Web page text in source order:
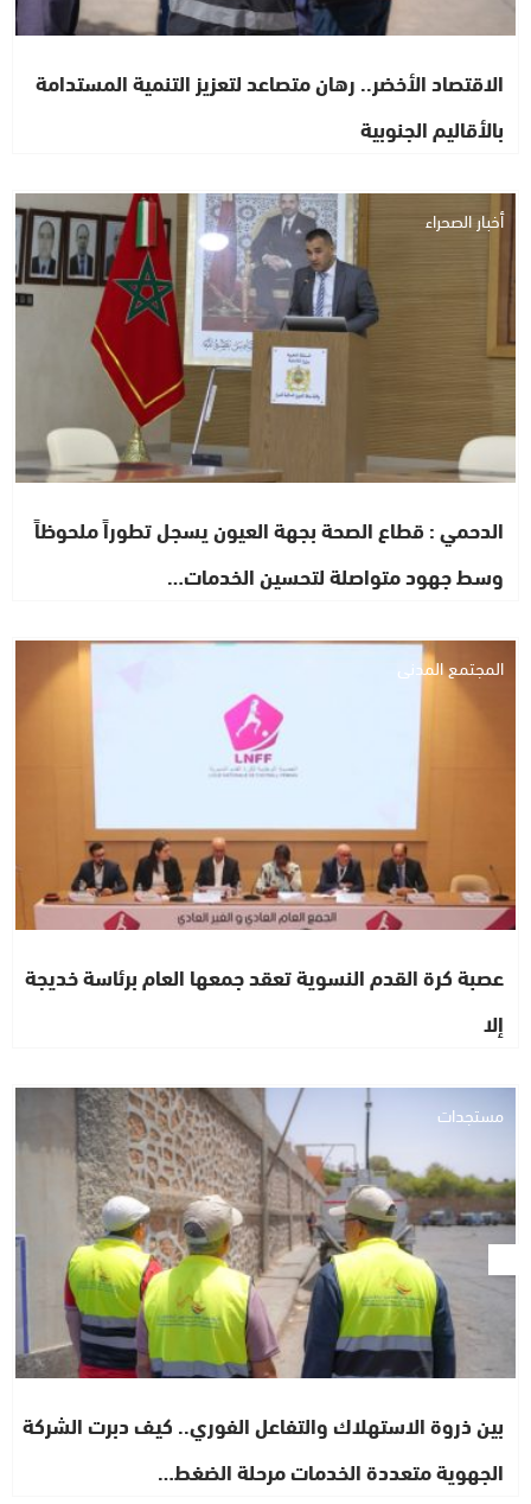
الاقتصاد الأخضر.. رهان متصاعد لتعزيز التنمية المستدامة
بالأقاليم الجنوبية
أخبار الصحراء
الدحمي : قطاع الصحة بجهة العيون يسجل تطوراً ملحوظاً
وسط جهود متواصلة لتحسين الخدمات…
المجتمع المدني
عصبة كرة القدم النسوية تعقد جمعها العام برئاسة خديجة
إلا
مستجدات
بين ذروة الاستهلاك والتفاعل الفوري.. كيف دبرت الشركة
الجهوية متعددة الخدمات مرحلة الضغط…